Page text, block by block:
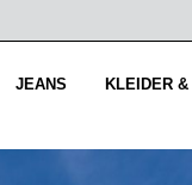
JEANS KLEIDER